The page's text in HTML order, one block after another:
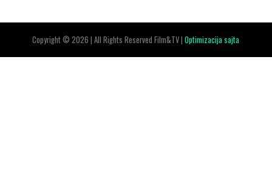
Copyright © 2026 | All Rights Reserved Film&TV |Optimizacija sajta